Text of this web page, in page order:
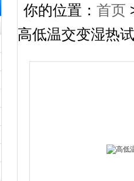
你的位置： 首页
高低温交变湿热